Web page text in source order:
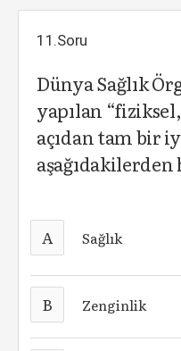
11.Soru
Dünya Sağlık
yapılan
açıdan tam bir
A Sağlık
B Zenginlik